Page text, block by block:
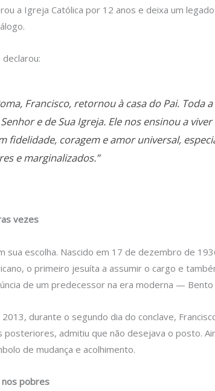
a Igreja Católica por 12 anos e deixa um
declarou:
Francisco, retornou à casa do Pai. Toda
e de Sua Igreja. Ele nos ensinou a
fidelidade, coragem e amor universal,
e marginalizados.”
vezes
sua escolha. Nascido em 17 de dezembro de
o primeiro jesuíta a assumir o cargo e
de um predecessor na era moderna — Bento
durante o segundo dia do conclave,
posteriores, admitiu que não desejava o posto.
de mudança e acolhimento.
nos pobres